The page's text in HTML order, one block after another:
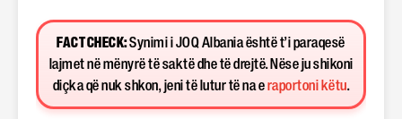
FACT CHECK:Synimi i JOQ Albania është t’i paraqesë
lajmet në mënyrë të saktë dhe të drejtë. Nëse ju shikoni
diçka që nuk shkon, jeni të lutur të na e raportoni këtu.